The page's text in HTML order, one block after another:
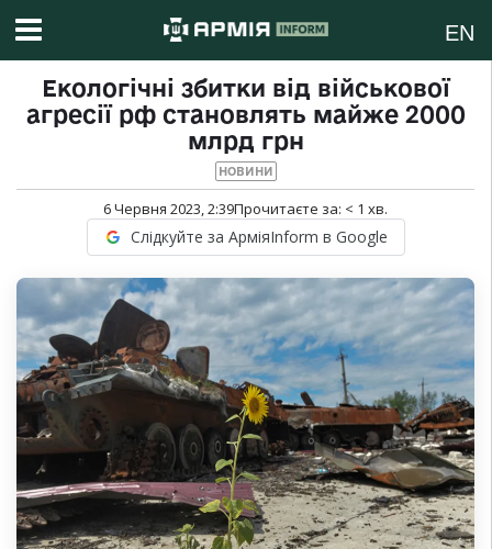
EN
Екологічні збитки від військової
агресії рф становлять майже 2000
млрд грн
НОВИНИ
6 Червня 2023, 2:39Прочитаєте за: < 1 хв.
Слідкуйте за АрміяInform в Google